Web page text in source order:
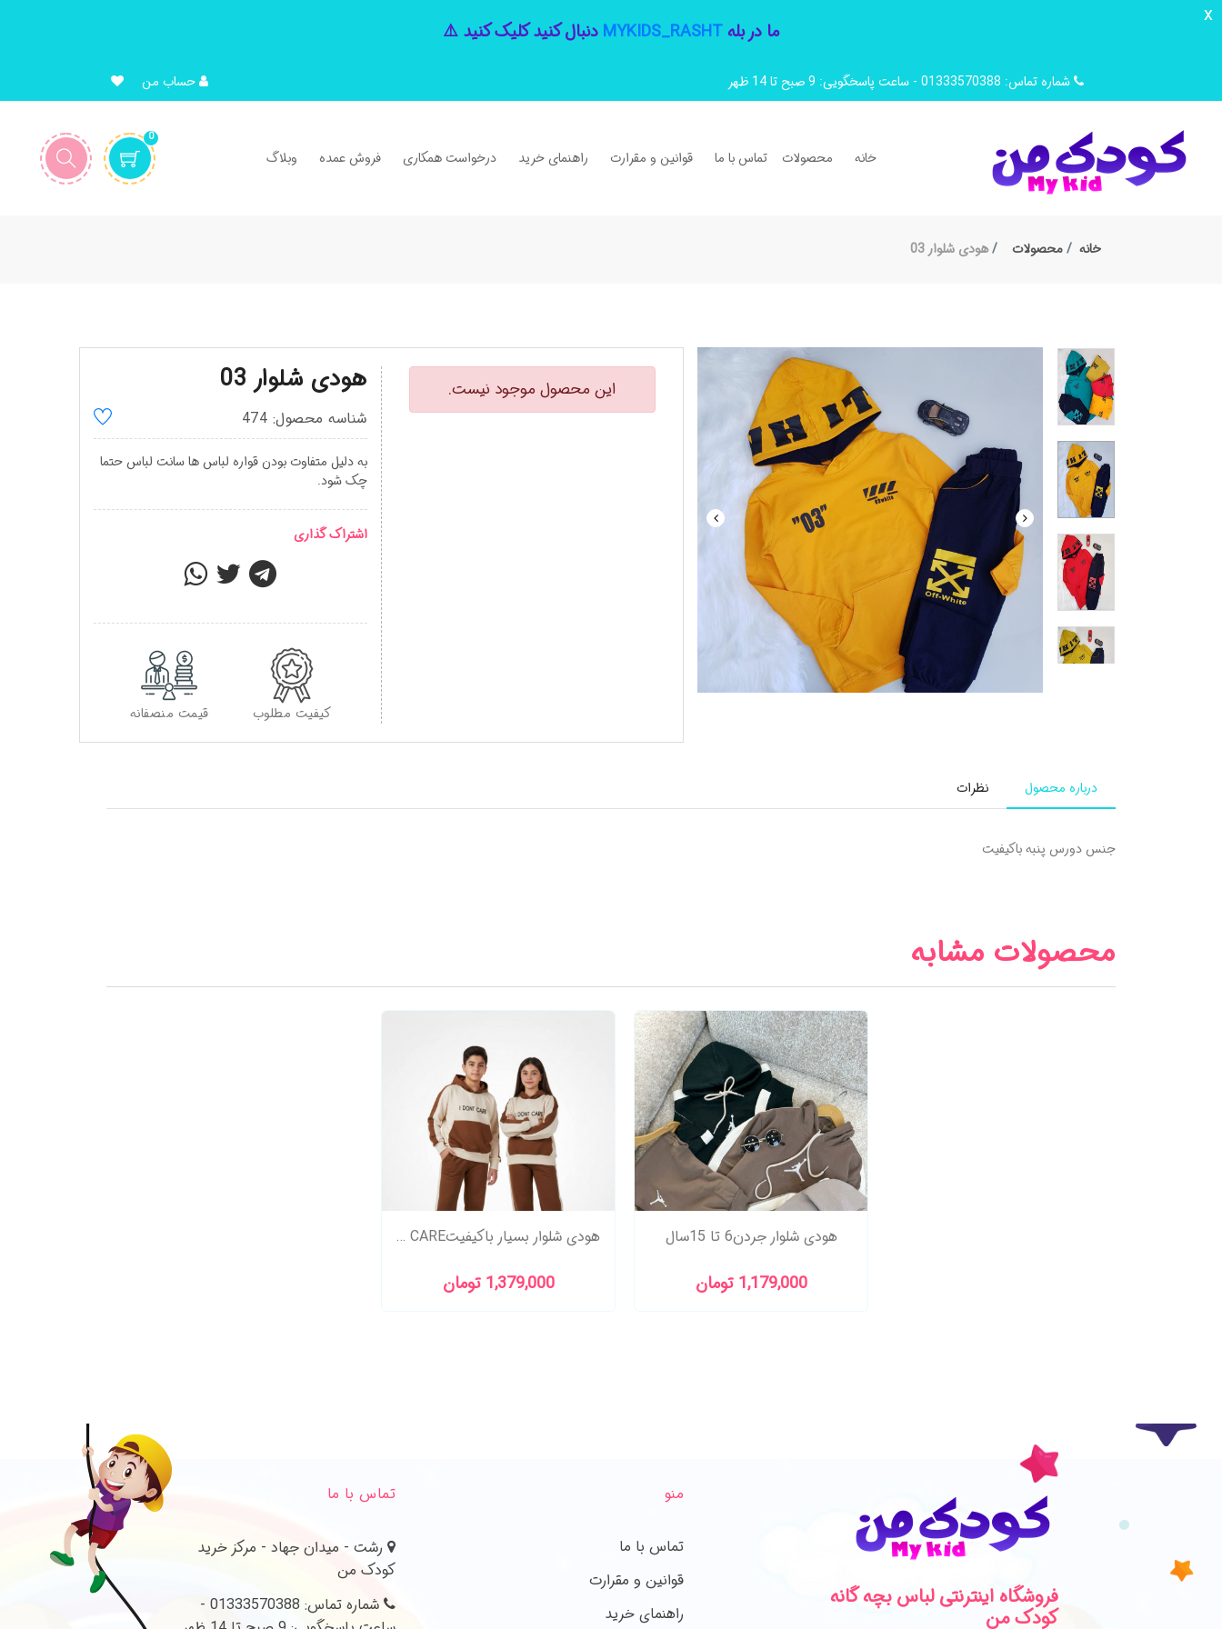
ما در بلهMYKIDS_RASHT دنبال کنید کلیک کنید ⚠️
x
حساب من شماره تماس: 01333570388 - ساعت پاسخگویی: 9 صبح تا 14 ظهر
0
خانه محصولات تماس با ما قوانین و مقرارت راهنمای خرید درخواست همکاری فروش عمده وبلاگ
خانه محصولات هودی شلوار 03
این محصول موجود نیست. هودی شلوار 03
شناسه محصول: 474
به دلیل متفاوت بودن قواره لباس ها سانت لباس حتما
چک شود.
اشتراک گذاری
قیمت منصفانه کیفیت مطلوب
درباره محصول نظرات
جنس دورس پنبه باکیفیت
محصولات مشابه
هودی شلوار بسیار باکیفیتI DONT CARE
1,379,000 تومان
هودی شلوار جردن6 تا 15سال
1,179,000 تومان
فروشگاه اینترنتی لباس بچه گانه
کودک من
منو
تماس با ما
قوانین و مقرارت
راهنمای خرید
تماس با ما
رشت - میدان جهاد - مرکز خرید
کودک من
شماره تماس: 01333570388 -